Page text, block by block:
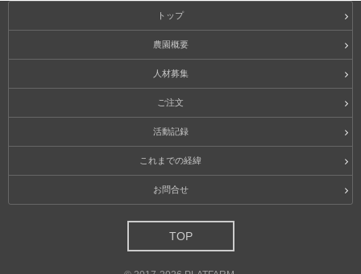
トップ
農園概要
人材募集
ご注文
活動記録
これまでの経緯
お問合せ
TOP